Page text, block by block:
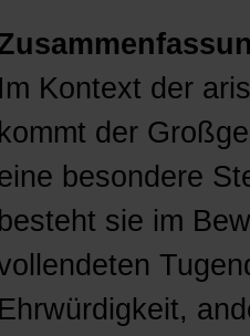
Im Kontext der
kommt der
besondere
besteht sie im
Ehrwürdigkeit,